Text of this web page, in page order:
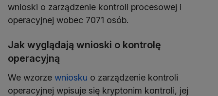
wnioski o zarządzenie kontroli procesowej i
operacyjnej wobec 7071 osób.
Jak wyglądają wnioski o kontrolę
operacyjną
We wzorze wniosku o zarządzenie kontroli
operacyjnej wpisuje się kryptonim kontroli, jej